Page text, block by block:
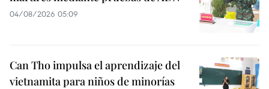
04/08/2026 05:09
Can Tho impulsa el aprendizaje del
vietnamita para niños de minorías